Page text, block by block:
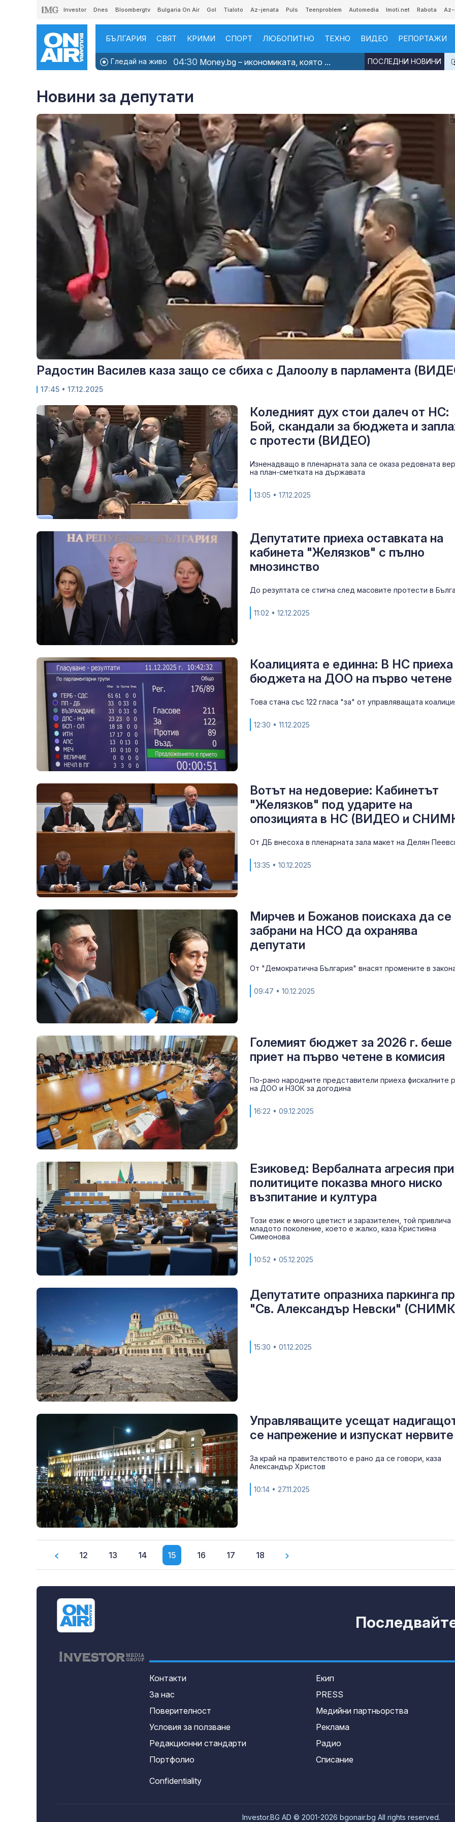
Investor Dnes Bloombergtv Bulgaria On Air Gol Tialoto Az-jenata Puls Teenproblem Automedia Imoti.net Rabota Az-
БЪЛГАРИЯ СВЯТ КРИМИ СПОРТ ЛЮБОПИТНО ТЕХНО ВИДЕО РЕПОРТАЖИ
Гледай на живо 04:30 Money.bg – икономиката, която ... ПОСЛЕДНИ НОВИНИ
Новини за депутати
Радостин Василев каза защо се сбиха с Далоолу в парламента
17:45 • 17.12.2025
Коледният дух стои далеч от НС:
Бой, скандали за бюджета и
с протести (ВИДЕО)
Изненадващо в пленарната зала се оказа редовната
на план-сметката на държавата
13:05 • 17.12.2025
Депутатите приеха оставката на
кабинета "Желязков" с пълно
мнозинство
До резултата се стигна след масовите протести в
11:02 • 12.12.2025
Коалицията е единна: В НС приеха
бюджета на ДОО на първо четене
Това стана със 122 гласа "за" от управляващата
12:30 • 11.12.2025
Вотът на недоверие: Кабинетът
"Желязков" под ударите на
опозицията в НС (ВИДЕО и
От ДБ внесоха в пленарната зала макет на Делян
13:35 • 10.12.2025
Мирчев и Божанов поискаха да се
забрани на НСО да охранява
депутати
От "Демократична България" внасят промените в
09:47 • 10.12.2025
Големият бюджет за 2026 г. беше
приет на първо четене в комисия
По-рано народните представители приеха фискалните
на ДОО и НЗОК за догодина
16:22 • 09.12.2025
Езиковед: Вербалната агресия при
политиците показва много ниско
възпитание и култура
Този език е много цветист и заразителен, той привлича
младото поколение, което е жалко, каза Кристияна
Симеонова
10:52 • 05.12.2025
Депутатите опразниха паркинга
"Св. Александър Невски"
15:30 • 01.12.2025
Управляващите усещат
се напрежение и изпускат
За край на правителството е рано да се говори, каза
Александър Христов
10:14 • 27.11.2025
12 13 14 15 16 17 18
на Запада
превърнат
Дубай
Учени: Речта
Контакти
За нас
Поверителност
Условия за ползване
Редакционни стандарти
Портфолио
Екип
PRESS
Медийни партньорства
Реклама
Радио
Списание
Confidentiality
Investor.BG AD © 2001-2026 bgonair.bg All rights reserved.